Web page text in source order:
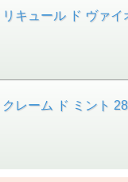
リキュール ド ヴァ
クレーム ド ミント